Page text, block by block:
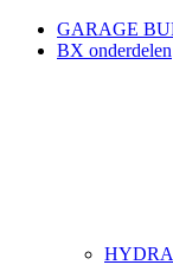
GARAGE
BX onderdelen